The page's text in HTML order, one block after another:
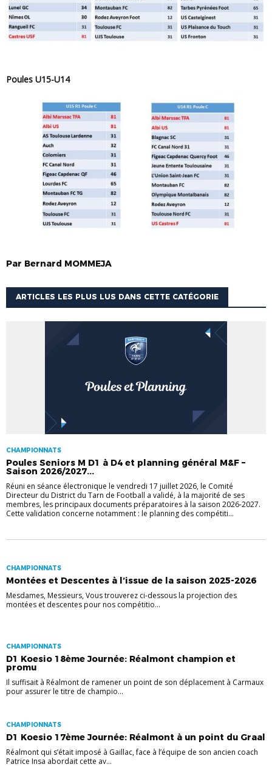
Poules U15-U14
Par Bernard MOMMEJA
ARTICLES LES PLUS LUS DANS CETTE CATÉGORIE
CHAMPIONNATS
Poules Seniors M D1 à D4 et planning général M&F –
Saison 2026/2027...
Réuni en séance électronique le vendredi 17 juillet 2026, le Comité
Directeur du District du Tarn de Football a validé, à la majorité de ses
membres, les principaux documents préparatoires à la saison 2026-2027.
Cette validation concerne notamment : le planning des compétiti...
CHAMPIONNATS
Montées et Descentes à l’issue de la saison 2025-2026
Mesdames, Messieurs, Vous trouverez ci-dessous la projection des
montées et descentes pour nos compétitio...
CHAMPIONNATS
D1 Koesio 18ème Journée: Réalmont champion et
promu
Il suffisait à Réalmont de ramener un point de son déplacement à Carmaux
pour assurer le titre de champio...
CHAMPIONNATS
D1 Koesio 17ème Journée: Réalmont à un point du Graal
Réalmont qui s’était imposé à Gaillac, face à l’équipe de son ancien coach
Patrice Insa abordait cette av...